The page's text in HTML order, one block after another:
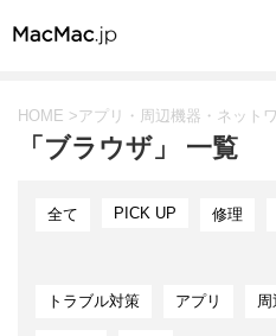
HOME >アプリ・周辺機器・ネット
「ブラウザ」 一覧
全て PICK UP 修理
トラブル対策 アプリ